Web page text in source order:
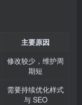
主要原因
修改较少，维护周
期短
需要持续优化样式
与 SEO